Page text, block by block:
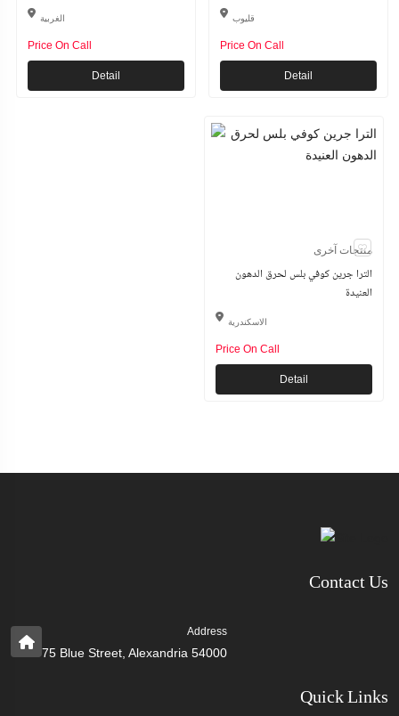
الغربية
Price On Call
Detail
قليوب
Price On Call
Detail
منتجات آخرى
الترا جرين كوفي بلس لحرق الدهون
العنيدة
الاسكندرية
Price On Call
Detail
Contact Us
Address
75 Blue Street, Alexandria 54000
Quick Links